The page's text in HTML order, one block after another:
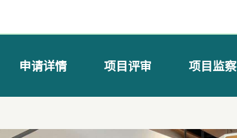
申请详情 项目评审 项目监察